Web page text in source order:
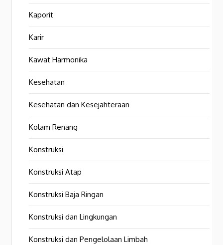
Kaporit
Karir
Kawat Harmonika
Kesehatan
Kesehatan dan Kesejahteraan
Kolam Renang
Konstruksi
Konstruksi Atap
Konstruksi Baja Ringan
Konstruksi dan Lingkungan
Konstruksi dan Pengelolaan Limbah